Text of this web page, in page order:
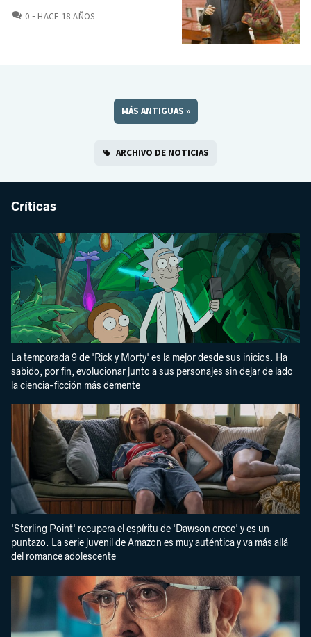
0 COMENTARIOS
HACE 18 AÑOS
MÁS ANTIGUAS »
ARCHIVO DE NOTICIAS
Críticas
La temporada 9 de 'Rick y Morty' es la mejor desde sus inicios. Ha
sabido, por fin, evolucionar junto a sus personajes sin dejar de lado
la ciencia-ficción más demente
'Sterling Point' recupera el espíritu de 'Dawson crece' y es un
puntazo. La serie juvenil de Amazon es muy auténtica y va más allá
del romance adolescente